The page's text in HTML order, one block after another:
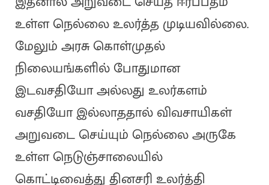
உள்ள நெல்லை உலர்த்த முடியவில்லை.
மேலும் அரசு கொள்முதல்
நிலையங்களில் போதுமான
இடவசதியோ அல்லது உலர்களம்
வசதியோ இல்லாததால் விவசாயிகள்
அறுவடை செய்யும் நெல்லை அருகே
உள்ள நெடுஞ்சாலையில்
கொட்டிவைத்து தினசரி உலர்த்தி